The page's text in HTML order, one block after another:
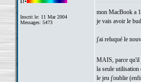
Inscrit le: 11 Mar 2004
Messages: 5473
mon MacBook a
je vais avoir le
j'ai reluqué le
MAIS, parce qu'il
la seule
le jeu j'oublie